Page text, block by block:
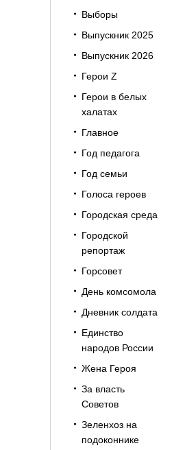
Выборы
Выпускник 2025
Выпускник 2026
Герои Z
Герои в белых
халатах
Главное
Год педагога
Год семьи
Голоса героев
Городская среда
Городской
репортаж
Горсовет
День комсомола
Дневник солдата
Единство
народов России
Жена Героя
За власть
Советов
Зеленхоз на
подоконнике